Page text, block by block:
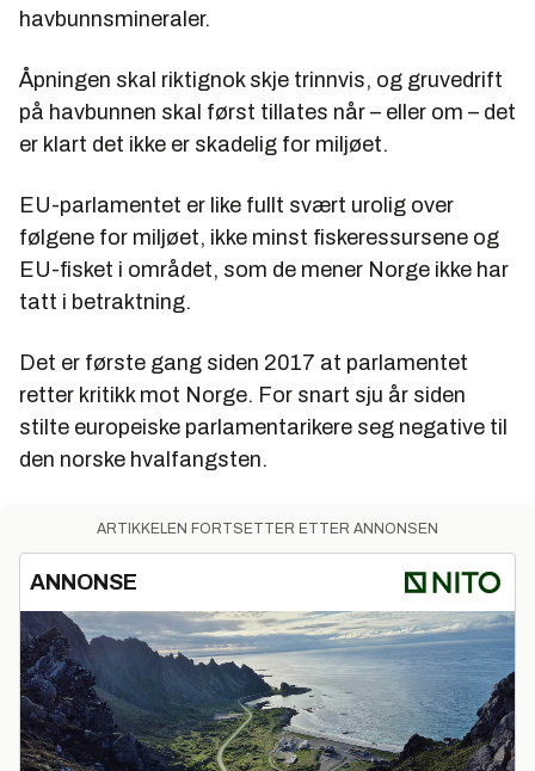
havbunnsmineraler.
Åpningen skal riktignok skje trinnvis, og gruvedrift
på havbunnen skal først tillates når – eller om – det
er klart det ikke er skadelig for miljøet.
EU-parlamentet er like fullt svært urolig over
følgene for miljøet, ikke minst fiskeressursene og
EU-fisket i området, som de mener Norge ikke har
tatt i betraktning.
Det er første gang siden 2017 at parlamentet
retter kritikk mot Norge. For snart sju år siden
stilte europeiske parlamentarikere seg negative til
den norske hvalfangsten.
ARTIKKELEN FORTSETTER ETTER ANNONSEN
ANNONSE